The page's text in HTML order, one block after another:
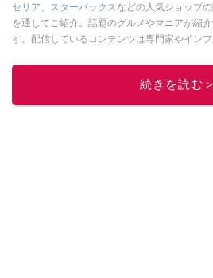
セリア
スターバックス などの人気ショップ
を通してご紹介。話題のグルメやマニアが紹
す。配信しているコンテンツは専門家やイン
ニュースでフォロー
続きを読む＞